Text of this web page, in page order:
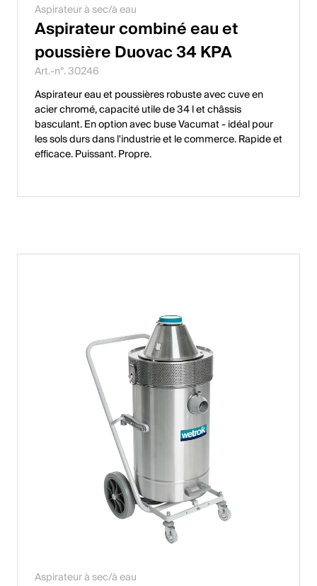
Aspirateur à sec/à eau
Aspirateur combiné eau et
poussière Duovac 34 KPA
Art.-n°. 30246
Aspirateur eau et poussières robuste avec cuve en
acier chromé, capacité utile de 34 l et châssis
basculant. En option avec buse Vacumat - idéal pour
les sols durs dans l'industrie et le commerce. Rapide et
efficace. Puissant. Propre.
Aspirateur à sec/à eau